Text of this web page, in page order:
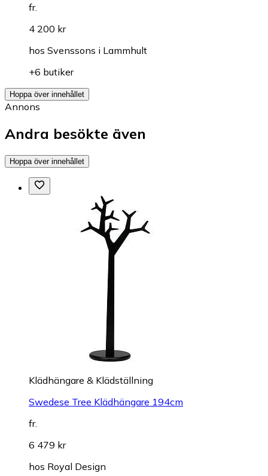
fr.
4 200 kr
hos Svenssons i Lammhult
+6 butiker
Hoppa över innehållet
Annons
Andra besökte även
Hoppa över innehållet
Klädhängare & Klädställning
Swedese Tree Klädhängare 194cm
fr.
6 479 kr
hos Royal Design